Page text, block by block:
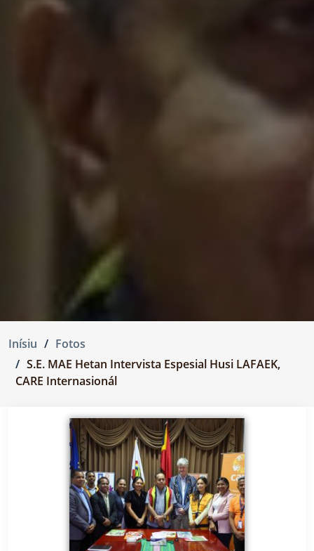
Inísiu
Fotos
S.E. MAE Hetan Intervista Espesial Husi LAFAEK,
CARE Internasionál